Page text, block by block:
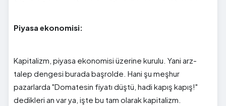
Piyasa ekonomisi:
Kapitalizm, piyasa ekonomisi üzerine kurulu. Yani arz-
talep dengesi burada başrolde. Hani şu meşhur
pazarlarda "Domatesin fiyatı düştü, hadi kapış kapış!"
dedikleri an var ya, işte bu tam olarak kapitalizm.